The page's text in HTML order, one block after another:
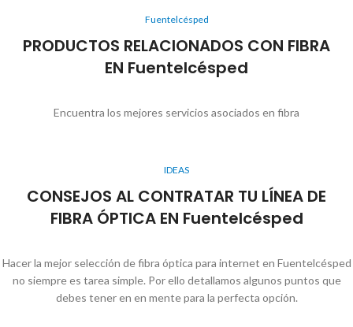
Fuentelcésped
PRODUCTOS RELACIONADOS CON FIBRA
EN Fuentelcésped
Encuentra los mejores servicios asociados en fibra
IDEAS
CONSEJOS AL CONTRATAR TU LÍNEA DE
FIBRA ÓPTICA EN Fuentelcésped
Hacer la mejor selección de fibra óptica para internet en Fuentelcésped
no siempre es tarea simple. Por ello detallamos algunos puntos que
debes tener en en mente para la perfecta opción.